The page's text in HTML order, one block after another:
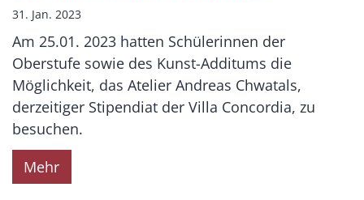
31. Jan. 2023
Am 25.01. 2023 hatten Schülerinnen der
Oberstufe sowie des Kunst-Additums die
Möglichkeit, das Atelier Andreas Chwatals,
derzeitiger Stipendiat der Villa Concordia, zu
besuchen.
Mehr